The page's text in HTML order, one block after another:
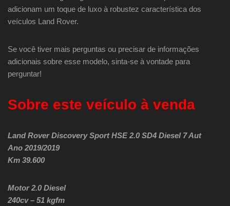
adicionam um toque de luxo à robustez característica dos
veículos Land Rover.
Se você tiver mais perguntas ou precisar de informações
adicionais sobre esse modelo, sinta-se à vontade para
perguntar!
Sobre este veículo à venda
Land Rover Discovery Sport HSE 2.0 SD4 Diesel 7 Aut
Ano 2019/2019
Km 39.600
Motor 2.0 Diesel
240cv – 51 kgfm